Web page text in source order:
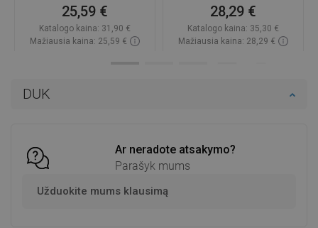
DUK
Ar neradote atsakymo?
Parašyk mums
Užduokite mums klausimą
25,59 €
Katalogo kaina: 31,90 €
Mažiausia kaina: 25,59 €
28,29 €
Katalogo kaina: 35,30 €
Mažiausia kaina: 28,29 €